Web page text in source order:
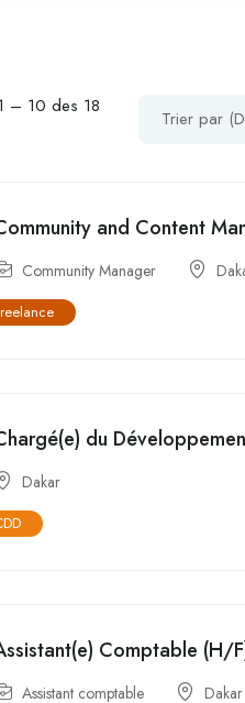
– 10 des 18
Trier par
and Content
Community Manager
du
Dakar
Comptable (H/
Assistant comptable Dakar